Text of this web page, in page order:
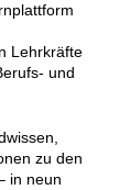
Lehrkräfte
und
zu den
in neun